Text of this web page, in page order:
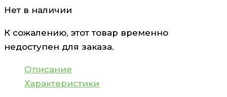
Нет в наличии
К сожалению, этот товар временно
недоступен для заказа.
Описание
Характеристики